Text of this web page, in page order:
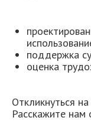
поддержка
оценка
Откликнуться
Расскажите